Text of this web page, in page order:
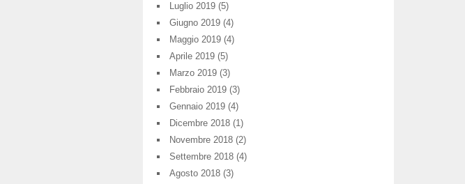
Luglio 2019 (5)
Giugno 2019 (4)
Maggio 2019 (4)
Aprile 2019 (5)
Marzo 2019 (3)
Febbraio 2019 (3)
Gennaio 2019 (4)
Dicembre 2018 (1)
Novembre 2018 (2)
Settembre 2018 (4)
Agosto 2018 (3)